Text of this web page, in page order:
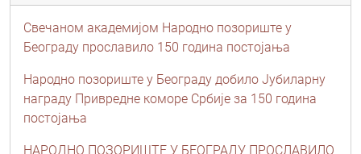
Свечаном академијом Народно позориште у
Београду прославило 150 година постојања
Народно позориште у Београду добило Јубиларну
награду Привредне коморе Србије за 150 година
постојања
НАРОДНО ПОЗОРИШТЕ У БЕОГРАДУ ПРОСЛАВИЛО